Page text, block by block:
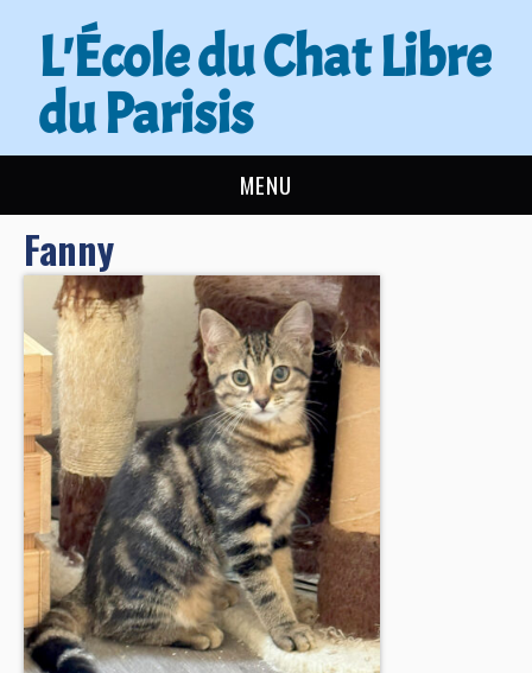
L'École du Chat Libre
du Parisis
MENU
L’ÉCOLE DU CHAT
ACTUALITÉS
ADOPTER
NOUS AIDER
CONTACT
BOUTIQUE
FORUM
Fanny